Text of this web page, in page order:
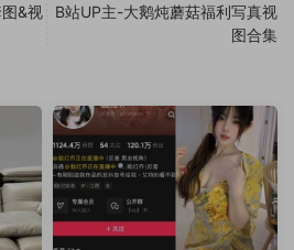
&视
B站UP主-大鹅炖蘑菇福利写真视
图合集